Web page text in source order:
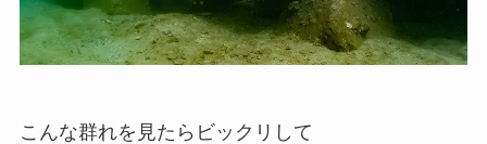
こんな群れを見たらビックリして